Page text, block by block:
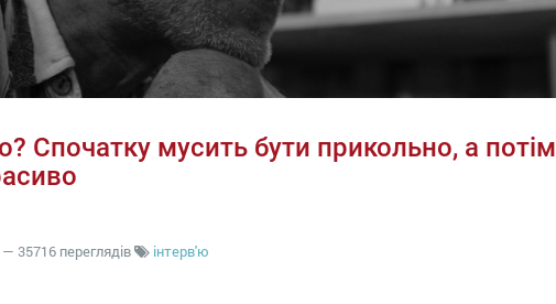
Спочатку мусить бути прикольно, а потім
— 35716 переглядів інтерв'ю